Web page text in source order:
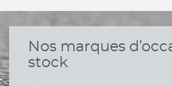
Nos marques
stock